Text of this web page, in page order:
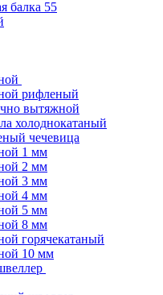
балка 55
рифленый
вытяжной
холоднокатаный
чечевица
1 мм
2 мм
3 мм
4 мм
5 мм
8 мм
горячекатаный
10 мм